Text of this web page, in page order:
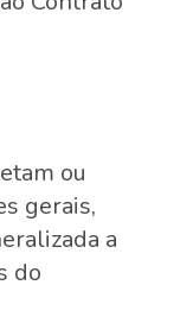
ou
gerais,
a
do